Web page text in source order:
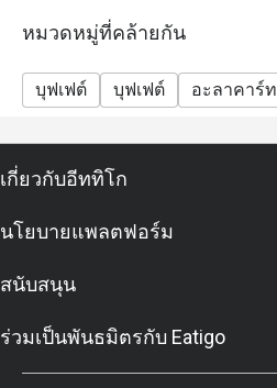
หมวดหมู่ที่คล้ายกัน
บุฟเฟต์ บุฟเฟต์ อะลาคาร์ท
เกี่ยวกับอีททิโก
นโยบายแพลตฟอร์ม
สนับสนุน
ร่วมเป็นพันธมิตรกับ Eatigo